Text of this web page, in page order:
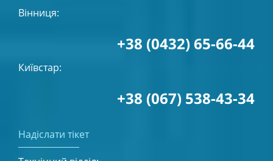
Вінниця:
+38 (0432) 65-66-44
Київстар:
+38 (067) 538-43-34
Надіслати тікет